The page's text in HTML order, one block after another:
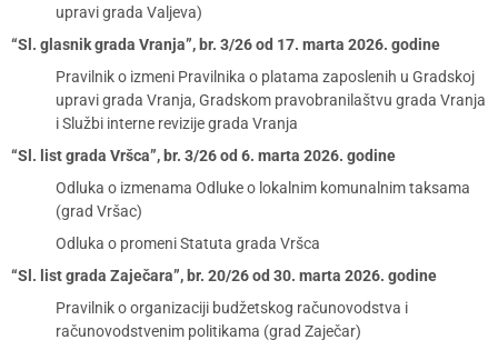
upravi grada Valjeva)
“Sl. glasnik grada Vranja”, br. 3/26 od 17. marta 2026. godine
Pravilnik o izmeni Pravilnika o platama zaposlenih u Gradskoj
upravi grada Vranja, Gradskom pravobranilaštvu grada Vranja
i Službi interne revizije grada Vranja
“Sl. list grada Vršca”, br. 3/26 od 6. marta 2026. godine
Odluka o izmenama Odluke o lokalnim komunalnim taksama
(grad Vršac)
Odluka o promeni Statuta grada Vršca
“Sl. list grada Zaječara”, br. 20/26 od 30. marta 2026. godine
Pravilnik o organizaciji budžetskog računovodstva i
računovodstvenim politikama (grad Zaječar)